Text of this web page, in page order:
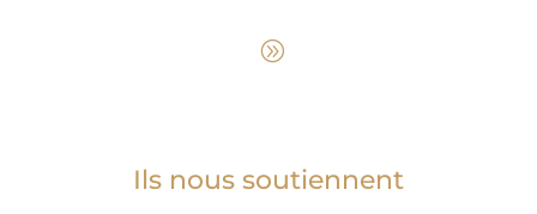
Ils nous soutiennent